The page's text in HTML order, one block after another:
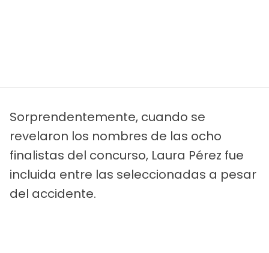
Sorprendentemente, cuando se
revelaron los nombres de las ocho
finalistas del concurso, Laura Pérez fue
incluida entre las seleccionadas a pesar
del accidente.